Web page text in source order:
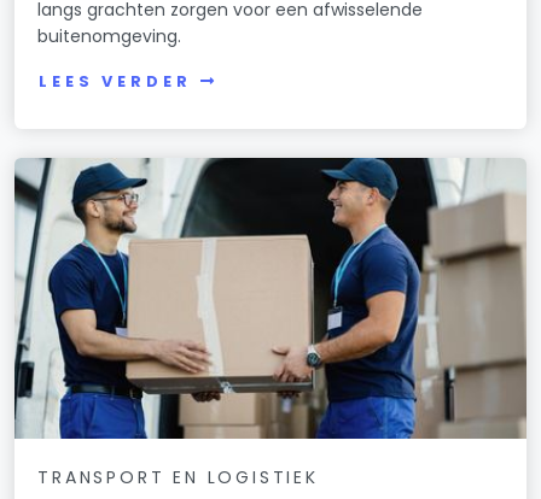
langs grachten zorgen voor een afwisselende
buitenomgeving.
LEES VERDER
TRANSPORT EN LOGISTIEK